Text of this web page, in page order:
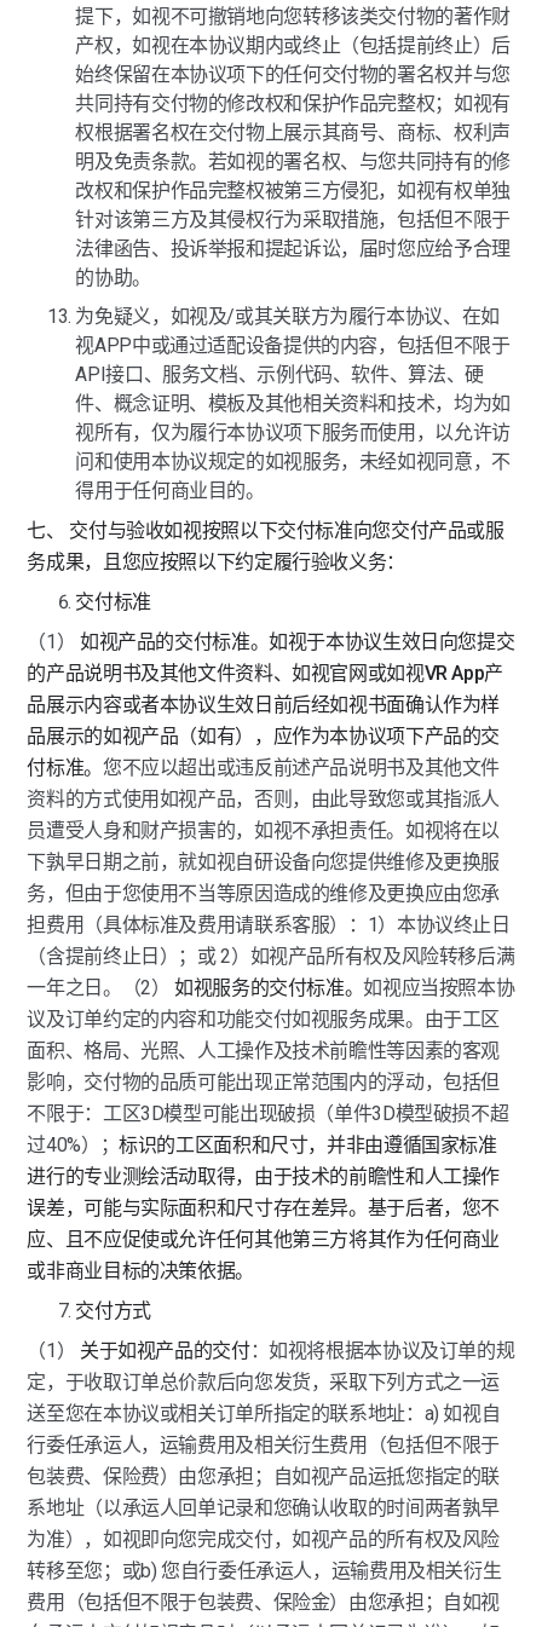
提下，如视不可撤销地向您转移该类交付物的著作财
产权，如视在本协议期内或终止（包括提前终止）后
始终保留在本协议项下的任何交付物的署名权并与您
共同持有交付物的修改权和保护作品完整权；如视有
权根据署名权在交付物上展示其商号、商标、权利声
明及免责条款。若如视的署名权、与您共同持有的修
改权和保护作品完整权被第三方侵犯，如视有权单独
针对该第三方及其侵权行为采取措施，包括但不限于
法律函告、投诉举报和提起诉讼，届时您应给予合理
的协助。
为免疑义，如视及/或其关联方为履行本协议、在如
视APP中或通过适配设备提供的内容，包括但不限于
API接口、服务文档、示例代码、软件、算法、硬
件、概念证明、模板及其他相关资料和技术，均为如
视所有，仅为履行本协议项下服务而使用，以允许访
问和使用本协议规定的如视服务，未经如视同意，不
得用于任何商业目的。
七、 交付与验收如视按照以下交付标准向您交付产品或服
务成果，且您应按照以下约定履行验收义务：
交付标准
（1） 如视产品的交付标准。如视于本协议生效日向您提交
的产品说明书及其他文件资料、如视官网或如视VR App产
品展示内容或者本协议生效日前后经如视书面确认作为样
品展示的如视产品（如有），应作为本协议项下产品的交
付标准。 您不应以超出或违反前述产品说明书及其他文件
资料的方式使用如视产品，否则，由此导致您或其指派人
员遭受人身和财产损害的，如视不承担责任。如视将在以
下孰早日期之前，就如视自研设备向您提供维修及更换服
务，但由于您使用不当等原因造成的维修及更换应由您承
担费用（具体标准及费用请联系客服）：1）本协议终止日
（含提前终止日）；或 2）如视产品所有权及风险转移后满
一年之日。（2） 如视服务的交付标准。如视应当按照本协
议及订单约定的内容和功能交付如视服务成果。由于工区
面积、格局、光照、人工操作及技术前瞻性等因素的客观
影响，交付物的品质可能出现正常范围内的浮动，包括但
不限于：工区3D模型可能出现破损（单件3D模型破损不超
过40%）；标识的工区面积和尺寸，并非由遵循国家标准
进行的专业测绘活动取得，由于技术的前瞻性和人工操作
误差，可能与实际面积和尺寸存在差异。基于后者，您不
应、且不应促使或允许任何其他第三方将其作为任何商业
或非商业目标的决策依据。
交付方式
（1） 关于如视产品的交付：如视将根据本协议及订单的规
定，于收取订单总价款后向您发货，采取下列方式之一运
送至您在本协议或相关订单所指定的联系地址：a) 如视自
行委任承运人，运输费用及相关衍生费用（包括但不限于
包装费、保险费）由您承担；自如视产品运抵您指定的联
系地址（以承运人回单记录和您确认收取的时间两者孰早
为准），如视即向您完成交付，如视产品的所有权及风险
转移至您；或b) 您自行委任承运人，运输费用及相关衍生
费用（包括但不限于包装费、保险金）由您承担；自如视